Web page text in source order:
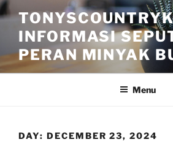
Skip
to
contentINFORMASI
PERAN MINYAK
Menu
DAY: DECEMBER 23, 2024